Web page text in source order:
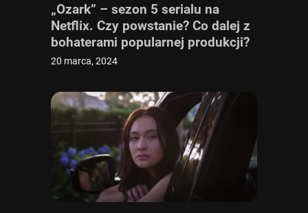
„Ozark” – sezon 5 serialu na
Netflix. Czy powstanie? Co dalej z
bohaterami popularnej produkcji?
Sprawdzamy!
20 marca, 2024